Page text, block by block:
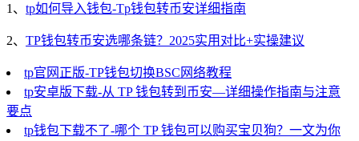
1、 tp如何导入钱包-Tp钱包转币安详细指南
2、 TP钱包转币安选哪条链？2025实用对比+实操建议
tp官网正版-TP钱包切换BSC网络教程
tp安卓版下载-从 TP 钱包转到币安—详细操作指南与注意
要点
tp钱包下载不了-哪个 TP 钱包可以购买宝贝狗？一文为你